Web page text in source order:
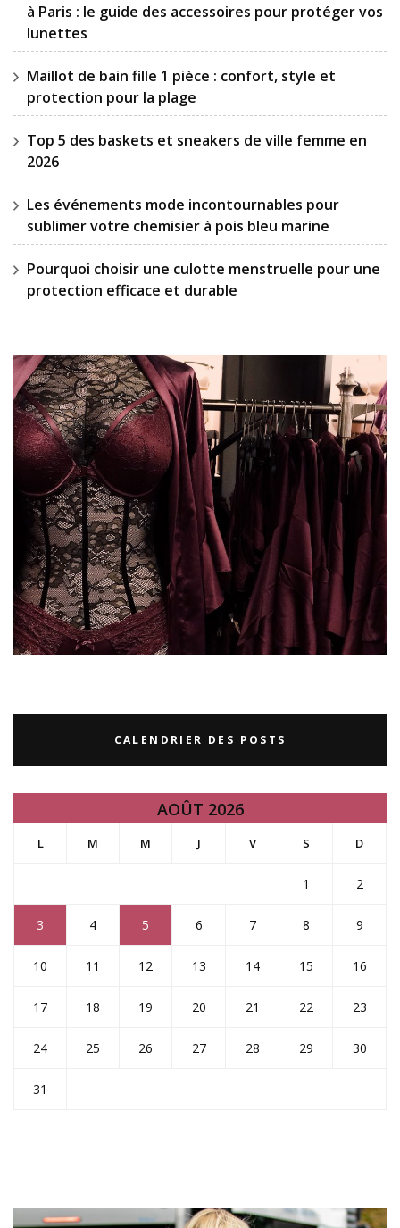
à Paris : le guide des accessoires pour protéger vos
lunettes
Maillot de bain fille 1 pièce : confort, style et
protection pour la plage
Top 5 des baskets et sneakers de ville femme en
2026
Les événements mode incontournables pour
sublimer votre chemisier à pois bleu marine
Pourquoi choisir une culotte menstruelle pour une
protection efficace et durable
CALENDRIER DES POSTS
AOÛT 2026
L M M J V S D
1 2
3 4 5 6 7 8 9
10 11 12 13 14 15 16
17 18 19 20 21 22 23
24 25 26 27 28 29 30
31